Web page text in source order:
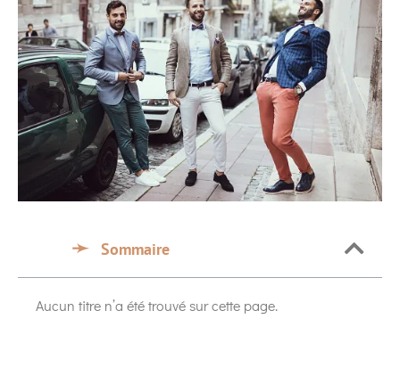
Sommaire
Aucun titre n’a été trouvé sur cette page.